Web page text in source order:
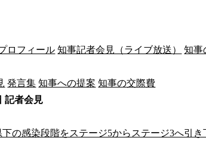
ロフィール 知事記者会見（ライブ放送） 知事
発言集 知事への提案 知事の交際費
記者会見
の感染段階をステージ5からステージ3へ引